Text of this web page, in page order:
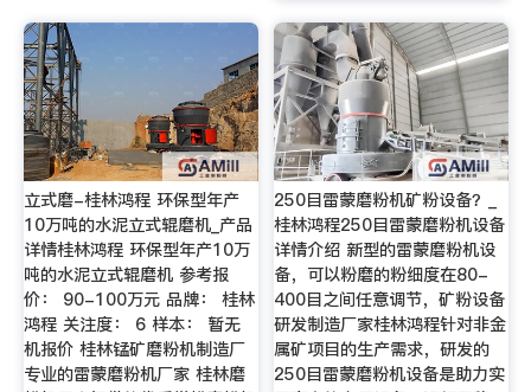
立式磨-桂林鸿程 环保型年产
10万吨的水泥立式辊磨机_产品
详情桂林鸿程 环保型年产10万
吨的水泥立式辊磨机 参考报
价： 90-100万元 品牌： 桂林
鸿程 关注度： 6 样本： 暂无
机报价 桂林锰矿磨粉机制造厂
专业的雷蒙磨粉机厂家 桂林磨
250目雷蒙磨粉机矿粉设备？_
桂林鸿程250目雷蒙磨粉机设备
详情介绍 新型的雷蒙磨粉机设
备，可以粉磨的粉细度在80-
400目之间任意调节，矿粉设备
研发制造厂家桂林鸿程针对非金
属矿项目的生产需求，研发的
250目雷蒙磨粉机设备是助力实